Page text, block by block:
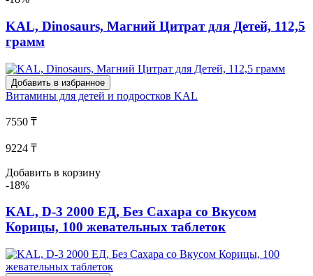
KAL, Dinosaurs, Магний Цитрат для Детей, 112,5
грамм
Добавить в избранное
Витамины для детей и подростков KAL
7550 ₸
9224 ₸
Добавить в корзину
-18%
KAL, D-3 2000 ЕД, Без Сахара со Вкусом
Корицы, 100 жевательных таблеток